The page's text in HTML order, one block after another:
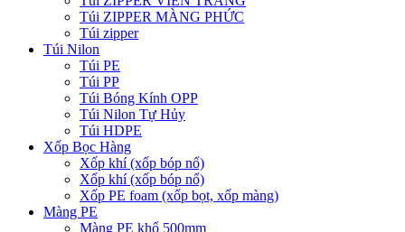
Túi ZIPPER MÀNG PHỨC
Túi zipper
Túi Nilon
Túi PE
Túi PP
Túi Bóng Kính OPP
Túi Nilon Tự Hủy
Túi HDPE
Xốp Bọc Hàng
Xốp khí (xốp bóp nổ)
Xốp khí (xốp bóp nổ)
Xốp PE foam (xốp bọt, xốp màng)
Màng PE
Màng PE khổ 500mm